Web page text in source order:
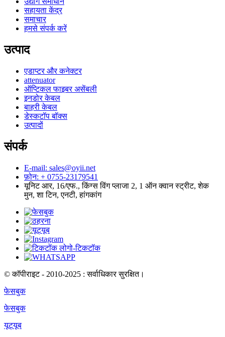
सहायता केंद्र
समाचार
हमसे संपर्क करें
उत्पाद
एडाप्टर और कनेक्टर
attenuator
ऑप्टिकल फाइबर असेंबली
इनडोर केबल
बाहरी केबल
डेस्कटॉप बॉक्स
उत्पादों
संपर्क
E-mail: sales@oyii.net
फ़ोन: + 0755-23179541
यूनिट आर, 16/एफ., किंग्स विंग प्लाजा 2, 1 ऑन क्वान स्ट्रीट, शेक
मुन, शा टिन, एनटी, हांगकांग
© कॉपीराइट - 2010-2025 : सर्वाधिकार सुरक्षित।
फेसबुक
फेसबुक
यूट्यूब